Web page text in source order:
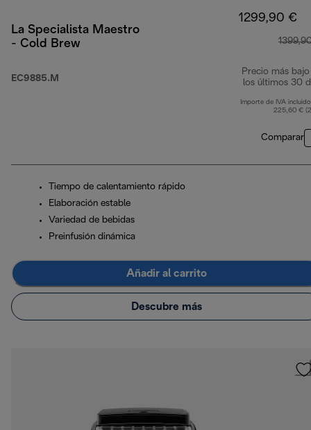
La Specialista Maestro
- Cold Brew
EC9885.M
1299,90 €
Precio más bajo
los últimos 30
Importe de IVA
225,60 €
Comparar
Tiempo de calentamiento rápido
Elaboración estable
Variedad de bebidas
Preinfusión dinámica
Añadir al carrito
Descubre más